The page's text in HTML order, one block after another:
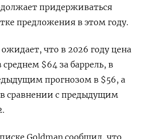
придерживаться
предложения в этом году.
что в 2026 году цена
$64 за баррель, в
​прогнозом в $56, а
сравнении с предыдущим
Goldman сообщил, что